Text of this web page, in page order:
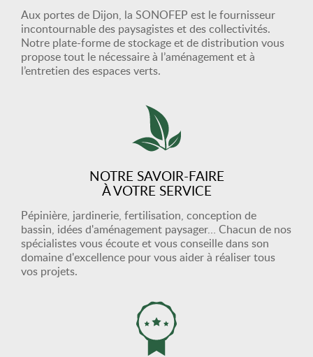
Aux portes de Dijon, la SONOFEP est le fournisseur
incontournable des paysagistes et des collectivités.
Notre plate-forme de stockage et de distribution vous
propose tout le nécessaire à l’aménagement et à
l’entretien des espaces verts.
NOTRE SAVOIR-FAIRE
À VOTRE SERVICE
Pépinière, jardinerie, fertilisation, conception de
bassin, idées d'aménagement paysager… Chacun de nos
spécialistes vous écoute et vous conseille dans son
domaine d'excellence pour vous aider à réaliser tous
vos projets.